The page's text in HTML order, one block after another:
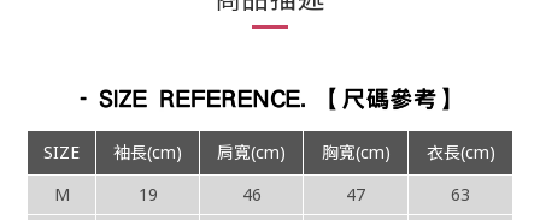
SIZE 袖長(cm) 肩寬(cm) 胸寬(cm)
衣長(cm)
M
19 46 47
63